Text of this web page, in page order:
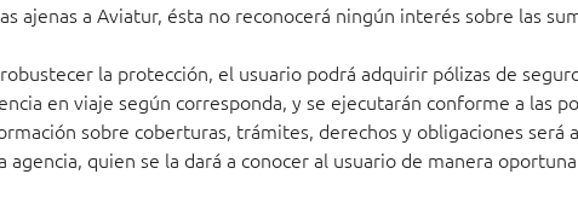
ajenas a Aviatur, ésta no reconocerá ningún interés sobre las
la protección, el usuario podrá adquirir pólizas de
en viaje según corresponda, y se ejecutarán conforme a las
sobre coberturas, trámites, derechos y obligaciones
agencia, quien se la dará a conocer al usuario de manera